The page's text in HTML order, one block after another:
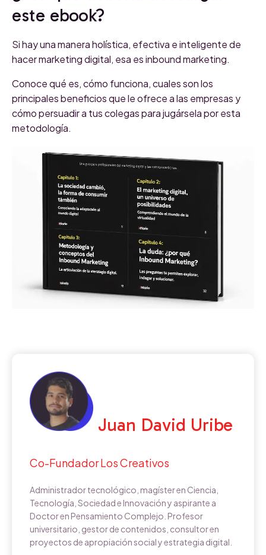
este ebook?
Si hay una manera holística, efectiva e inteligente de
hacer marketing digital, esa es inbound marketing.
Conoce qué es, cómo funciona, cuales son los
principales beneficios que le ofrece a las empresas y
cómo persuadir a tus colegas para jugársela por esta
metodología.
Juan David Uribe
Co-Fundador Los Creativos
Administrador tecnológico, magíster en Ciencia,
Tecnología, Sociedad e Innovación y aspirante a
Doctor en Pensamiento Complejo. Profesor
universitario, gestor de contenidos, consultor en
proyectos de apropiación social y estrategia digital.